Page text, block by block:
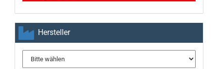
Hersteller